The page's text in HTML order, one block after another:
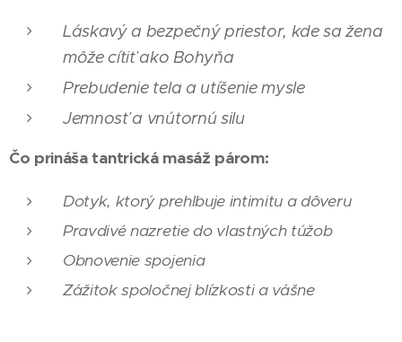
Láskavý a bezpečný priestor, kde sa žena
môže cítiť ako Bohyňa
Prebudenie tela a utíšenie mysle
Jemnosť a vnútornú silu
Čo prináša tantrická masáž párom:
Dotyk, ktorý prehlbuje intimitu a dôveru
Pravdivé nazretie do vlastných túžob
Obnovenie spojenia
Zážitok spoločnej blízkosti a vášne